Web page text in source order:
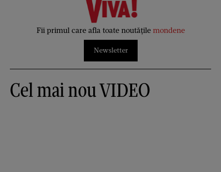
Fii primul care afla toate noutățile mondene
Newsletter
Cel mai nou VIDEO